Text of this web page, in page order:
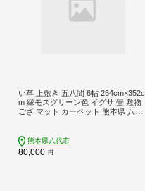
い草 上敷き 五八間 6帖 264cm×352c
m 縁モスグリーン色 イグサ 畳 敷物
ござ マット カーペット 熊本県 八代
熊本県八代市
80,000 円